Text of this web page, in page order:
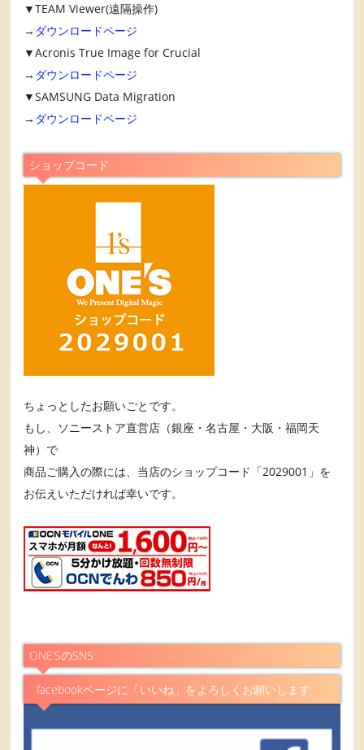
▼TEAM Viewer(遠隔操作)
→ ダウンロードページ
▼Acronis True Image for Crucial
→ ダウンロードページ
▼SAMSUNG Data Migration
→ ダウンロードページ
ショップコード
ちょっとしたお願いごとです。
もし、ソニーストア直営店（銀座・名古屋・大阪・福岡天
神）で
商品ご購入の際には、当店のショップコード「2029001」を
お伝えいただければ幸いです。
ONE’SのSNS
facebookページに「いいね」をよろしくお願いします